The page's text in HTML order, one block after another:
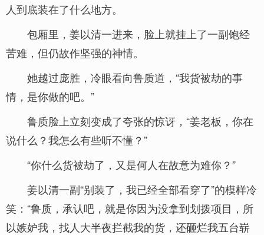
人到底装在了什么地方。
包厢里，姜以清一进来，脸上就挂上了一副饱经
苦难，但仍故作坚强的神情。
她越过庞胜，冷眼看向鲁质道，“我货被劫的事
情，是你做的吧。”
鲁质脸上立刻变成了夸张的惊讶，“姜老板，你在
说什么？我怎么有些听不懂？”
“你什么货被劫了，又是何人在故意为难你？”
姜以清一副“别装了，我已经全部看穿了”的模样冷
笑：“鲁质，承认吧，就是你因为没拿到划拨项目，所
以嫉妒我，找人大半夜拦截我的货，还砸烂我五台崭